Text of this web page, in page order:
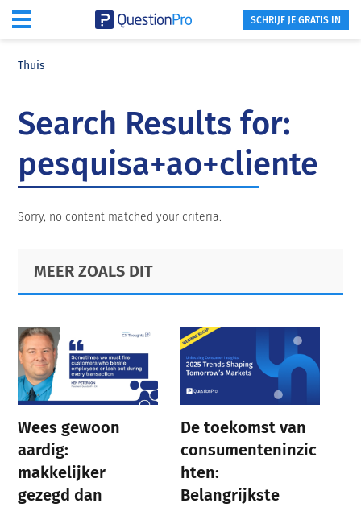
SCHRIJF JE GRATIS IN
Thuis
Search Results for:
pesquisa+ao+cliente
Sorry, no content matched your criteria.
Primary
Sidebar
Footer
MEER ZOALS DIT
Wees gewoon
aardig:
makkelijker
gezegd dan
De toekomst van
consumenteninzic
hten:
Belangrijkste